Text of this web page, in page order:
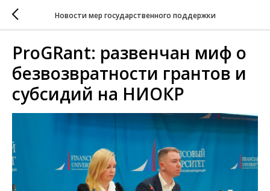
Новости мер государственного поддержки
ProGRant: развенчан миф о
безвозвратности грантов и
субсидий на НИОКР